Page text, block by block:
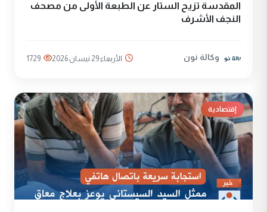
المقدسة تزيح الستار عن الطبعة الأولى من مصحف
النجف الأشرف
وكالة نون الأربعاء 29 نيسان 2026 1729
إقتصادية